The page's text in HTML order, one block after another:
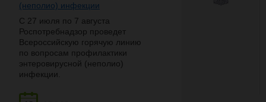
(неполио) инфекции
С 27 июля по 7 августа
Роспотребнадзор проведет
Всероссийскую горячую линию
по вопросам профилактики
энтеровирусной (неполио)
инфекции.